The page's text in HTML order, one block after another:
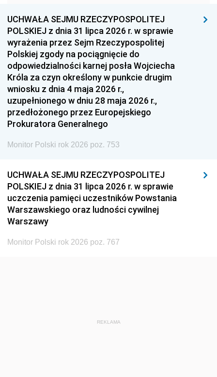
1954 1953 1952
1951 1950 1949
1948 1947
1939 1938 1937
1936 1930
UCHWAŁA SEJMU RZECZYPOSPOLITEJ
POLSKIEJ z dnia 31 lipca 2026 r. w sprawie
wyrażenia przez Sejm Rzeczypospolitej
Polskiej zgody na pociągnięcie do
odpowiedzialności karnej posła Wojciecha
Króla za czyn określony w punkcie drugim
wniosku z dnia 4 maja 2026 r.,
uzupełnionego w dniu 28 maja 2026 r.,
przedłożonego przez Europejskiego
Prokuratora Generalnego
Monitor Polski rok 2026 poz. 753
UCHWAŁA SEJMU RZECZYPOSPOLITEJ
POLSKIEJ z dnia 31 lipca 2026 r. w sprawie
uczczenia pamięci uczestników Powstania
Warszawskiego oraz ludności cywilnej
Warszawy
Monitor Polski rok 2026 poz. 767
REKLAMA